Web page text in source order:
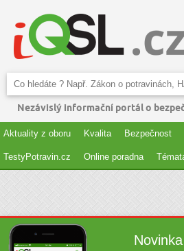
Nezávislý informační portál o
Aktuality z oboru Kvalita Bezpečnost
TestyPotravin.cz Online poradna